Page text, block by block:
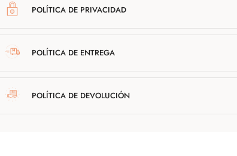
POLÍTICA DE PRIVACIDAD
POLÍTICA DE ENTREGA
POLÍTICA DE DEVOLUCIÓN